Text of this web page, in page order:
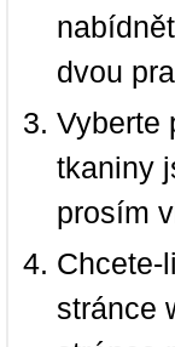
dvou
Vyberte
tkaniny
prosím
Chcete-
stránce